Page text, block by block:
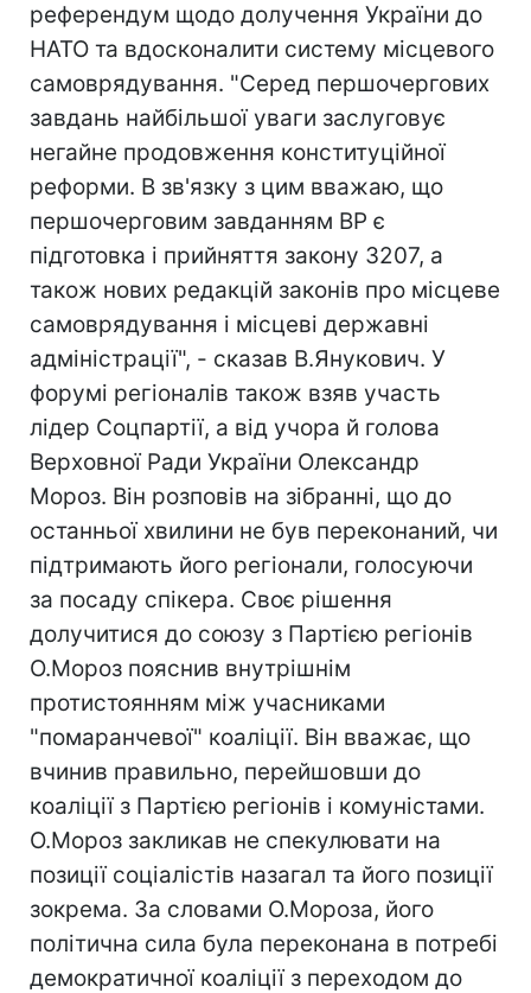
референдум щодо долучення України до
НАТО та вдосконалити систему місцевого
самоврядування. "Серед першочергових
завдань найбільшої уваги заслуговує
негайне продовження конституційної
реформи. В зв'язку з цим вважаю, що
першочерговим завданням ВР є
підготовка і прийняття закону 3207, а
також нових редакцій законів про місцеве
самоврядування і місцеві державні
адміністрації", - сказав В.Янукович. У
форумі регіоналів також взяв участь
лідер Соцпартії, а від учора й голова
Верховної Ради України Олександр
Мороз. Він розповів на зібранні, що до
останньої хвилини не був переконаний, чи
підтримають його регіонали, голосуючи
за посаду спікера. Своє рішення
долучитися до союзу з Партією регіонів
О.Мороз пояснив внутрішнім
протистоянням між учасниками
"помаранчевої" коаліції. Він вважає, що
вчинив правильно, перейшовши до
коаліції з Партією регіонів і комуністами.
О.Мороз закликав не спекулювати на
позиції соціалістів назагал та його позиції
зокрема. За словами О.Мороза, його
політична сила була переконана в потребі
демократичної коаліції з переходом до